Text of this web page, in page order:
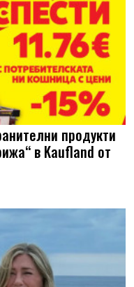
продукти
в Kaufland от